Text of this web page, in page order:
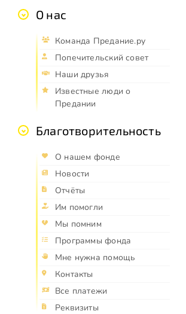
О нас
Команда Предание.ру
Попечительский совет
Наши друзья
Известные люди о
Предании
Благотворительность
О нашем фонде
Новости
Отчёты
Им помогли
Мы помним
Программы фонда
Мне нужна помощь
Контакты
Все платежи
Реквизиты